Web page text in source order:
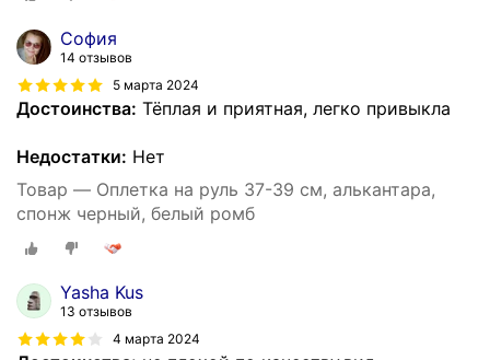
София
14 отзывов
5 марта 2024
Достоинства: Тёплая и приятная, легко привыкла
Недостатки: Нет
Товар — Оплетка на руль 37-39 см, алькантара,
спонж черный, белый ромб
Yasha Kus
13 отзывов
4 марта 2024